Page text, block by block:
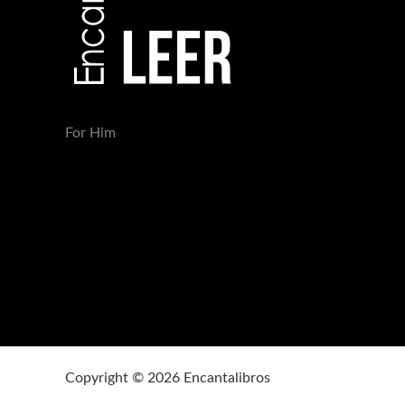
For Him
Copyright © 2026 Encantalibros